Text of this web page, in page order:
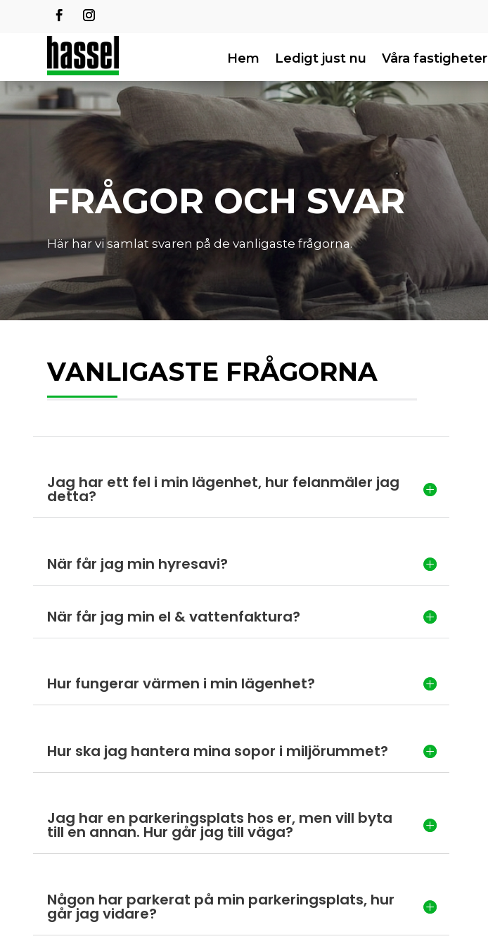
Hem Ledigt just nu Våra fastigheter
FRÅGOR OCH SVAR
Här har vi samlat svaren på de vanligaste frågorna.
VANLIGASTE FRÅGORNA
Jag har ett fel i min lägenhet, hur felanmäler jag
detta?
När får jag min hyresavi?
När får jag min el & vattenfaktura?
Hur fungerar värmen i min lägenhet?
Hur ska jag hantera mina sopor i miljörummet?
Jag har en parkeringsplats hos er, men vill byta
till en annan. Hur går jag till väga?
Någon har parkerat på min parkeringsplats, hur
går jag vidare?